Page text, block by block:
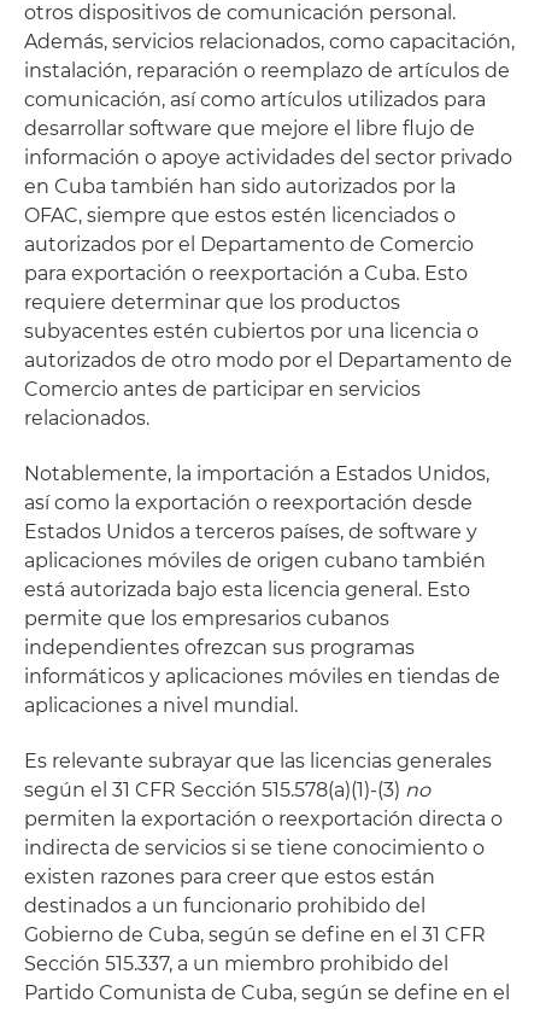
otros dispositivos de comunicación personal.
Además, servicios relacionados, como capacitación,
instalación, reparación o reemplazo de artículos de
comunicación, así como artículos utilizados para
desarrollar software que mejore el libre flujo de
información o apoye actividades del sector privado
en Cuba también han sido autorizados por la
OFAC, siempre que estos estén licenciados o
autorizados por el Departamento de Comercio
para exportación o reexportación a Cuba. Esto
requiere determinar que los productos
subyacentes estén cubiertos por una licencia o
autorizados de otro modo por el Departamento de
Comercio antes de participar en servicios
relacionados.
Notablemente, la importación a Estados Unidos,
así como la exportación o reexportación desde
Estados Unidos a terceros países, de software y
aplicaciones móviles de origen cubano también
está autorizada bajo esta licencia general. Esto
permite que los empresarios cubanos
independientes ofrezcan sus programas
informáticos y aplicaciones móviles en tiendas de
aplicaciones a nivel mundial.
Es relevante subrayar que las licencias generales
según el 31 CFR Sección 515.578(a)(1)-(3) no
permiten la exportación o reexportación directa o
indirecta de servicios si se tiene conocimiento o
existen razones para creer que estos están
destinados a un funcionario prohibido del
Gobierno de Cuba, según se define en el 31 CFR
Sección 515.337, a un miembro prohibido del
Partido Comunista de Cuba, según se define en el